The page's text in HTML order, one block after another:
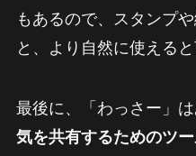
もあるので、スタンプ
と、より自然に使えると
最後に、「わっさー」
気を共有するためのツ